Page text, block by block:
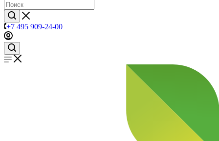
+7 495 909-24-00